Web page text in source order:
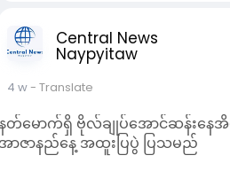
Central News
Naypyitaw
4 w- Translate
တ်မောက်ရှိ ဗိုလ်ချုပ်အောင်ဆန်းနေ
ာဇာနည်နေ့ အထူးပြပွဲ ပြသမည်